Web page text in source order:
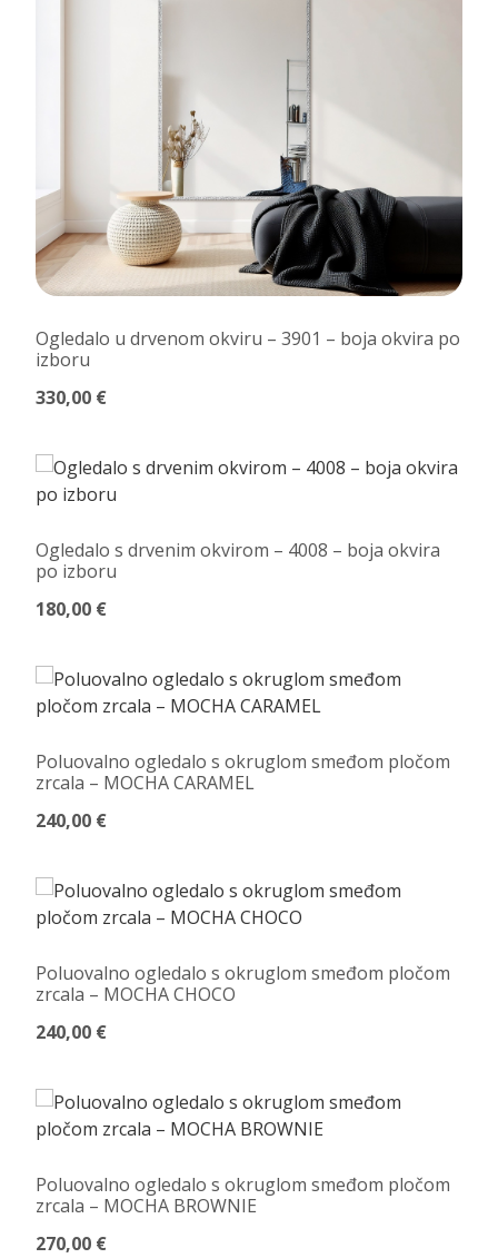
Ogledalo u drvenom okviru – 3901 – boja okvira po
izboru
330,00 €
Ogledalo s drvenim okvirom – 4008 – boja okvira
po izboru
180,00 €
Poluovalno ogledalo s okruglom smeđom pločom
zrcala – MOCHA CARAMEL
240,00 €
Poluovalno ogledalo s okruglom smeđom pločom
zrcala – MOCHA CHOCO
240,00 €
Poluovalno ogledalo s okruglom smeđom pločom
zrcala – MOCHA BROWNIE
270,00 €